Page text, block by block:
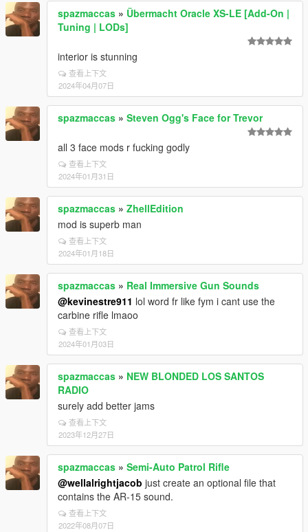
spazmaccas » Übermacht Oracle XS-LE [Add-On |
Tuning | LODs]
interior is stunning
查看上下文
2024年04月07日
spazmaccas » Steven Ogg's Face for Trevor
all 3 face mods r fucking godly
查看上下文
2024年01月31日
spazmaccas » ZhellEdition
mod is superb man
查看上下文
2024年01月18日
spazmaccas » Real Immersive Gun Sounds
@kevinestre911 lol word fr like fym i cant use the
carbine rifle lmaoo
查看上下文
2024年01月03日
spazmaccas » NEW BLONDED LOS SANTOS
RADIO
surely add better jams
查看上下文
2023年12月27日
spazmaccas » Semi-Auto Patrol Rifle
@wellalrightjacob just create an optional file that
contains the AR-15 sound.
查看上下文
2022年08月07日